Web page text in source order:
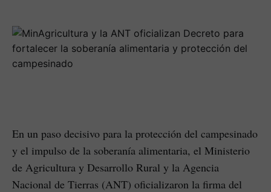
En un paso decisivo para la protección del campesinado
y el impulso de la soberanía alimentaria, el Ministerio
de Agricultura y Desarrollo Rural y la Agencia
Nacional de Tierras (ANT) oficializaron la firma del